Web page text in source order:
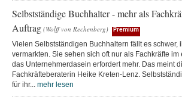
Selbstständige Buchhalter - mehr als
Auftrag (Wolff von Rechenberg) Premium
Vielen Selbstständigen Buchhaltern fällt es schwer,
vermarkten. Sie sehen sich oft nur als Fachkräfte im
das Unternehmerdasein erfordert mehr. Das meint
Fachkräfteberaterin Heike Kreten-Lenz.
für ihr... mehr lesen